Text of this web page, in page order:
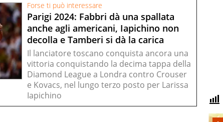
Forse ti può interessare
Parigi 2024: Fabbri dà una spallata
anche agli americani, Iapichino non
decolla e Tamberi si dà la carica
Il lanciatore toscano conquista ancora una
vittoria conquistando la decima tappa della
Diamond League a Londra contro Crouser
e Kovacs, nel lungo terzo posto per Larissa
Iapichino